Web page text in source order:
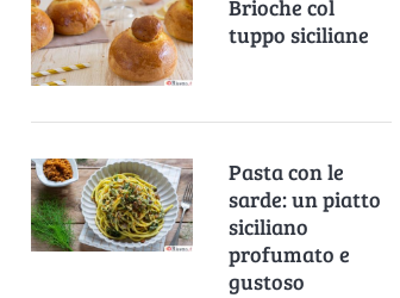
Brioche col
tuppo siciliane
Pasta con le
sarde: un piatto
siciliano
profumato e
gustoso